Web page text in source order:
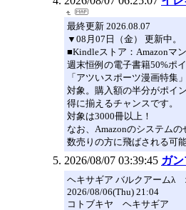
最終更新 2026.08.07
▼08月07日（金） 更新中。
■Kindleストア：Amazonマ
週末恒例の電子書籍50%ポ
「アツいスポーツ漫画特集
対象。購入額の半分がポイ
得に揃えるチャンスです。
対象は3000冊以上！
なお、Amazonのシステム
数売りの方に飛ばされる可
2026/08/07 03:39:45 ガ
ヘキサギア バルクアームλ
2026/08/06(Thu) 21:04
コトブキヤ ヘキサギア